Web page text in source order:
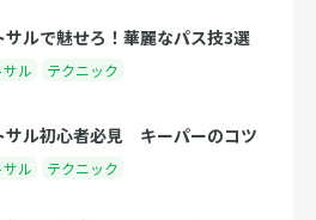
サルで魅せろ！華麗なパス技3選
ル テクニック
サル初心者必見 キーパーのコツ
ル テクニック